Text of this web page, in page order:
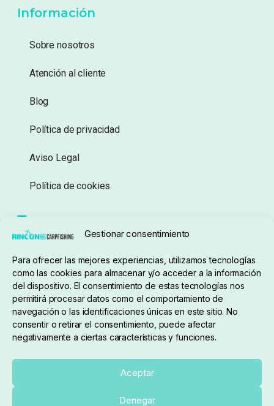
Gestionar consentimiento
Para ofrecer las mejores experiencias, utilizamos tecnologías
como las cookies para almacenar y/o acceder a la información
del dispositivo. El consentimiento de estas tecnologías nos
permitirá procesar datos como el comportamiento de
navegación o las identificaciones únicas en este sitio. No
consentir o retirar el consentimiento, puede afectar
negativamente a ciertas características y funciones.
Aceptar
Denegar
Información
Sobre nosotros
Atención al cliente
Blog
Política de privacidad
Aviso Legal
Política de cookies
Sobre nosotros